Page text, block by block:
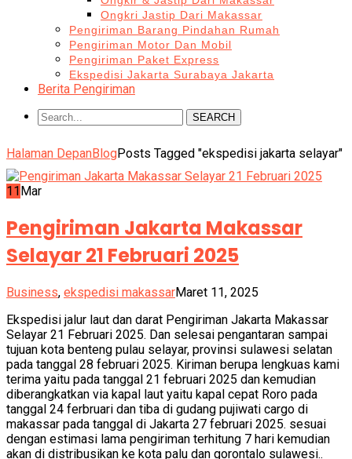
Ongkri Jastip Dari Makassar
Pengiriman Barang Pindahan Rumah
Pengiriman Motor Dan Mobil
Pengiriman Paket Express
Ekspedisi Jakarta Surabaya Jakarta
Berita Pengiriman
SEARCH
Halaman DepanBlogPosts Tagged "ekspedisi jakarta selayar"
11Mar
Pengiriman Jakarta Makassar
Selayar 21 Februari 2025
Business, ekspedisi makassarMaret 11, 2025
Ekspedisi jalur laut dan darat Pengiriman Jakarta Makassar
Selayar 21 Februari 2025. Dan selesai pengantaran sampai
tujuan kota benteng pulau selayar, provinsi sulawesi selatan
pada tanggal 28 februari 2025. Kiriman berupa lengkuas kami
terima yaitu pada tanggal 21 februari 2025 dan kemudian
diberangkatkan via kapal laut yaitu kapal cepat Roro pada
tanggal 24 ferbruari dan tiba di gudang pujiwati cargo di
makassar pada tanggal di Jakarta 27 februari 2025. sesuai
dengan estimasi lama pengiriman terhitung 7 hari kemudian
akan di distribusikan ke kota palu dan gorontalo sulawesi..